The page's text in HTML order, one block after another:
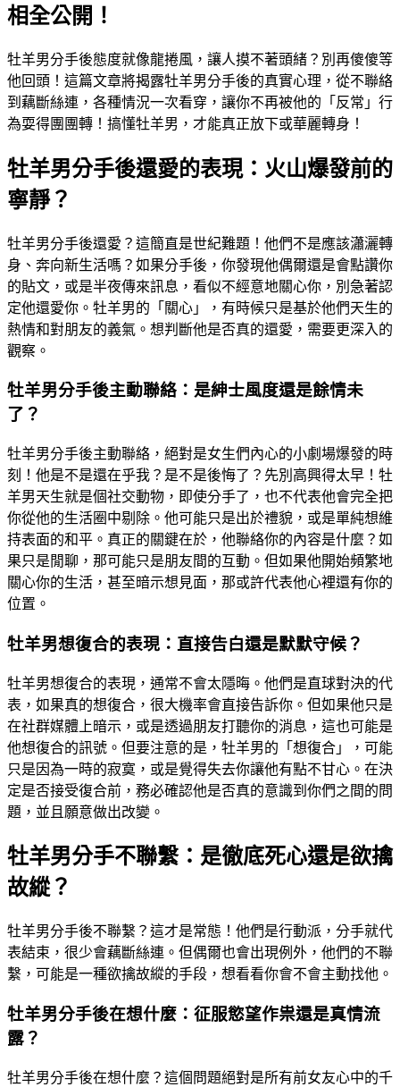
相全公開！
牡羊男分手後態度就像龍捲風，讓人摸不著頭緒？別再傻傻等
他回頭！這篇文章將揭露牡羊男分手後的真實心理，從不聯絡
到藕斷絲連，各種情況一次看穿，讓你不再被他的「反常」行
為耍得團團轉！搞懂牡羊男，才能真正放下或華麗轉身！
牡羊男分手後還愛的表現：火山爆發前的
寧靜？
牡羊男分手後還愛？這簡直是世紀難題！他們不是應該瀟灑轉
身、奔向新生活嗎？如果分手後，你發現他偶爾還是會點讚你
的貼文，或是半夜傳來訊息，看似不經意地關心你，別急著認
定他還愛你。牡羊男的「關心」，有時候只是基於他們天生的
熱情和對朋友的義氣。想判斷他是否真的還愛，需要更深入的
觀察。
牡羊男分手後主動聯絡：是紳士風度還是餘情未
了？
牡羊男分手後主動聯絡，絕對是女生們內心的小劇場爆發的時
刻！他是不是還在乎我？是不是後悔了？先別高興得太早！牡
羊男天生就是個社交動物，即使分手了，也不代表他會完全把
你從他的生活圈中剔除。他可能只是出於禮貌，或是單純想維
持表面的和平。真正的關鍵在於，他聯絡你的內容是什麼？如
果只是閒聊，那可能只是朋友間的互動。但如果他開始頻繁地
關心你的生活，甚至暗示想見面，那或許代表他心裡還有你的
位置。
牡羊男想復合的表現：直接告白還是默默守候？
牡羊男想復合的表現，通常不會太隱晦。他們是直球對決的代
表，如果真的想復合，很大機率會直接告訴你。但如果他只是
在社群媒體上暗示，或是透過朋友打聽你的消息，這也可能是
他想復合的訊號。但要注意的是，牡羊男的「想復合」，可能
只是因為一時的寂寞，或是覺得失去你讓他有點不甘心。在決
定是否接受復合前，務必確認他是否真的意識到你們之間的問
題，並且願意做出改變。
牡羊男分手不聯繫：是徹底死心還是欲擒
故縱？
牡羊男分手後不聯繫？這才是常態！他們是行動派，分手就代
表結束，很少會藕斷絲連。但偶爾也會出現例外，他們的不聯
繫，可能是一種欲擒故縱的手段，想看看你會不會主動找他。
牡羊男分手後在想什麼：征服慾望作祟還是真情流
露？
牡羊男分手後在想什麼？這個問題絕對是所有前女友心中的千